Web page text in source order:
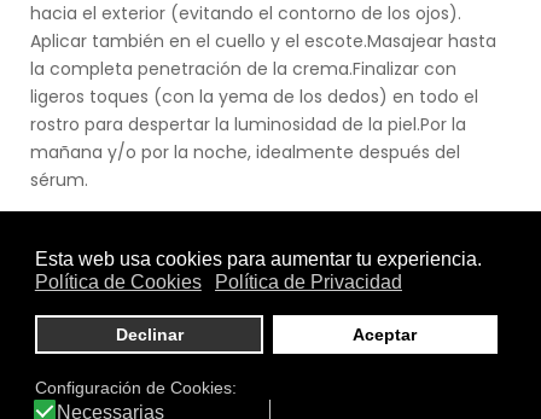
hacia el exterior (evitando el contorno de los ojos).
Aplicar también en el cuello y el escote.Masajear hasta
la completa penetración de la crema.Finalizar con
ligeros toques (con la yema de los dedos) en todo el
rostro para despertar la luminosidad de la piel.Por la
mañana y/o por la noche, idealmente después del
sérum.
.
Uso
Mujer|Piel Seca|Rostro
Función